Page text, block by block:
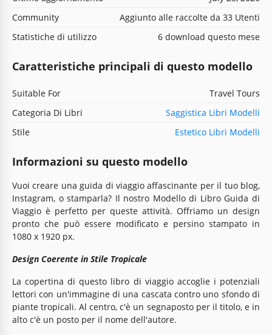
Community
Aggiunto alle raccolte da 33 Utenti
Statistiche di utilizzo
6 download questo mese
Caratteristiche principali di questo modello
Suitable For
Travel Tours
Categoria Di Libri
Saggistica Libri Modelli
Stile
Estetico Libri Modelli
Informazioni su questo modello
Vuoi creare una guida di viaggio affascinante per il tuo blog,
Instagram, o stamparla? Il nostro Modello di Libro Guida di
Viaggio è perfetto per queste attività. Offriamo un design
pronto che può essere modificato e persino stampato in
1080 x 1920 px.
Design Coerente in Stile Tropicale
La copertina di questo libro di viaggio accoglie i potenziali
lettori con un'immagine di una cascata contro uno sfondo di
piante tropicali. Al centro, c'è un segnaposto per il titolo, e in
alto c'è un posto per il nome dell'autore.